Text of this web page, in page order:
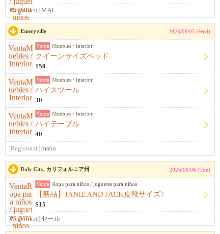
[Registrant] MAI
Emeryville 2026/08/05 (Wed)
Venta Muebles / Interior
クイーンサイズベッド
150
Venta Muebles / Interior
ハイスツール
30
Venta Muebles / Interior
ハイテーブル
40
[Registrant] maho
Daly City, カリフォルニア州 2026/08/04 (Tue)
Venta Ropa para niños / juguetes para niños
【新品】JANIE AND JACK皮靴サイズ7
$15
[Registrant] セール